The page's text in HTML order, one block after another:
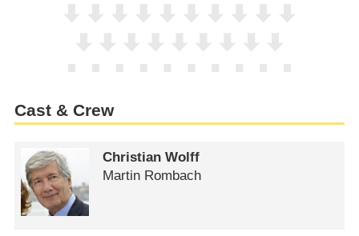
Cast & Crew
Christian Wolff
Martin Rombach